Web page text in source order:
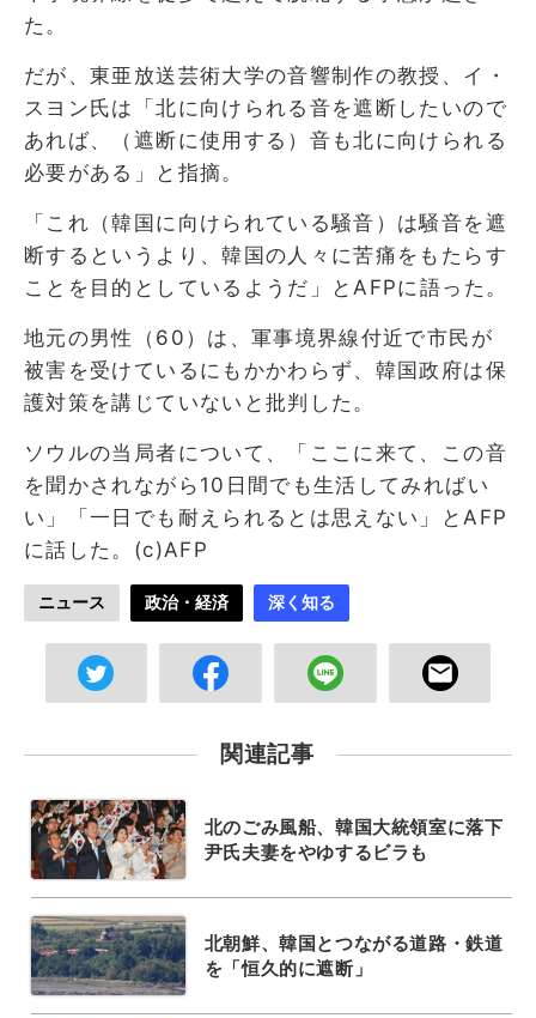
た。
だが、東亜放送芸術大学の音響制作の教授、イ・
スヨン氏は「北に向けられる音を遮断したいので
あれば、（遮断に使用する）音も北に向けられる
必要がある」と指摘。
「これ（韓国に向けられている騒音）は騒音を遮
断するというより、韓国の人々に苦痛をもたらす
ことを目的としているようだ」とAFPに語った。
地元の男性（60）は、軍事境界線付近で市民が
被害を受けているにもかかわらず、韓国政府は保
護対策を講じていないと批判した。
ソウルの当局者について、「ここに来て、この音
を聞かされながら10日間でも生活してみればい
い」「一日でも耐えられるとは思えない」とAFP
に話した。(c)AFP
ニュース 政治・経済 深く知る
関連記事
北のごみ風船、韓国大統領室に落下
尹氏夫妻をやゆするビラも
北朝鮮、韓国とつながる道路・鉄道
を「恒久的に遮断」